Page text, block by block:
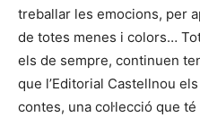
treballar les emocions, per
de totes menes i colors…
els de sempre, continuen
que l’Editorial Castellnou
contes, una col·lecció que